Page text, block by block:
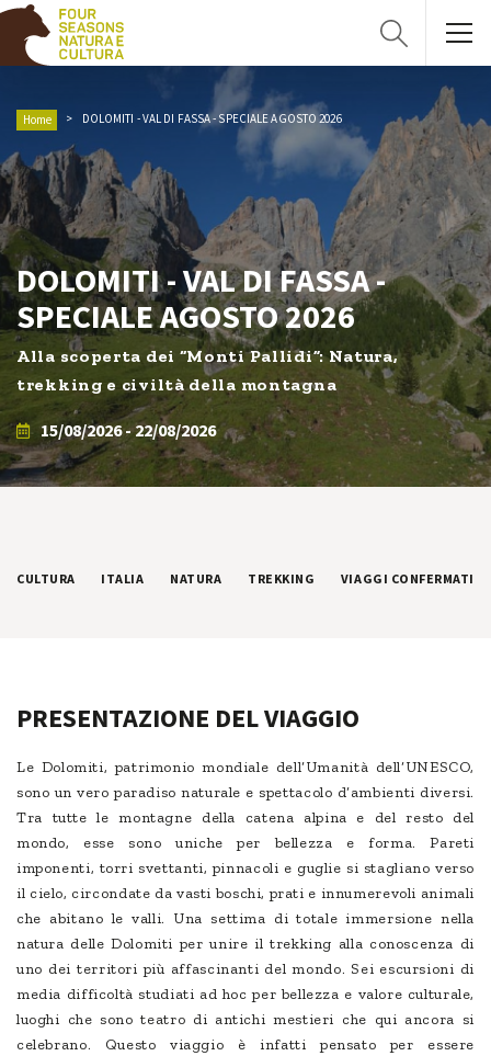
Home DOLOMITI - VAL DI FASSA - SPECIALE AGOSTO 2026
DOLOMITI - VAL DI FASSA -
SPECIALE AGOSTO 2026
Alla scoperta dei “Monti Pallidi”: Natura,
trekking e civiltà della montagna
15/08/2026 - 22/08/2026
CULTURA ITALIA NATURA TREKKING VIAGGI CONFERMATI
PRESENTAZIONE DEL VIAGGIO
Le Dolomiti, patrimonio mondiale dell’Umanità dell’UNESCO,
sono un vero paradiso naturale e spettacolo d’ambienti diversi.
Tra tutte le montagne della catena alpina e del resto del
mondo, esse sono uniche per bellezza e forma. Pareti
imponenti, torri svettanti, pinnacoli e guglie si stagliano verso
il cielo, circondate da vasti boschi, prati e innumerevoli animali
che abitano le valli. Una settima di totale immersione nella
natura delle Dolomiti per unire il trekking alla conoscenza di
uno dei territori più affascinanti del mondo. Sei escursioni di
media difficoltà studiati ad hoc per bellezza e valore culturale,
luoghi che sono teatro di antichi mestieri che qui ancora si
celebrano. Questo viaggio è infatti pensato per essere